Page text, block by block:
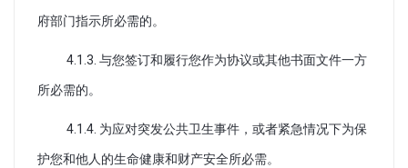
府部门指示所必需的。
4.1.3. 与您签订和履行您作为协议或其他书面文件一方
所必需的。
4.1.4. 为应对突发公共卫生事件，或者紧急情况下为保
护您和他人的生命健康和财产安全所必需。